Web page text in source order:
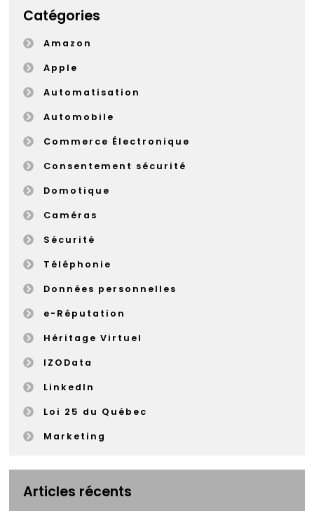
Catégories
Amazon
Apple
Automatisation
Automobile
Commerce Électronique
Consentement sécurité
Domotique
Caméras
Sécurité
Téléphonie
Données personnelles
e-Réputation
Héritage Virtuel
IZOData
LinkedIn
Loi 25 du Québec
Marketing
Articles récents